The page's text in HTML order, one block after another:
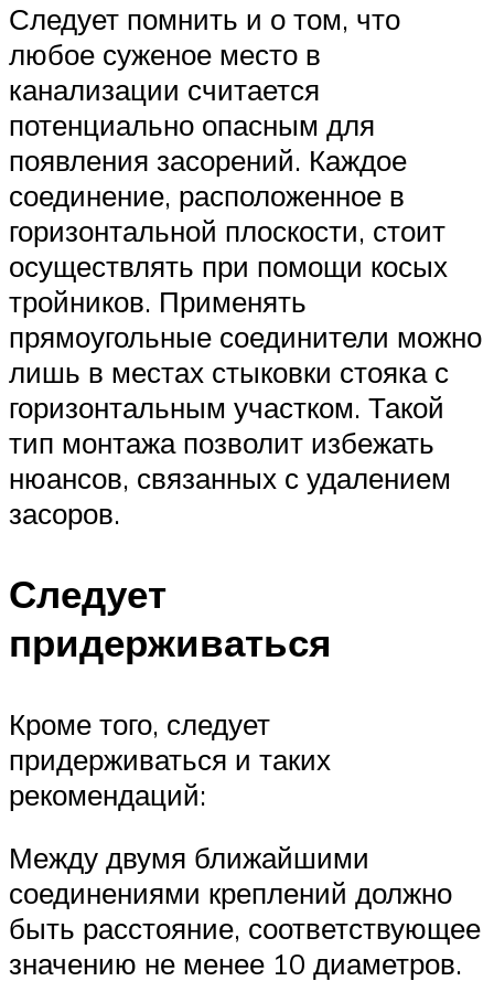
Следует помнить и о том, что
любое суженое место в
канализации считается
потенциально опасным для
появления засорений. Каждое
соединение, расположенное в
горизонтальной плоскости, стоит
осуществлять при помощи косых
тройников. Применять
прямоугольные соединители можно
лишь в местах стыковки стояка с
горизонтальным участком. Такой
тип монтажа позволит избежать
нюансов, связанных с удалением
засоров.
Следует
придерживаться
Кроме того, следует
придерживаться и таких
рекомендаций:
Между двумя ближайшими
соединениями креплений должно
быть расстояние, соответствующее
значению не менее 10 диаметров.